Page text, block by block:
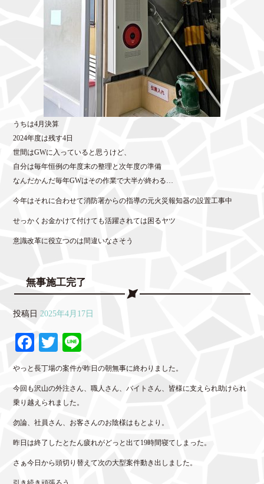
うちは4月決算
2024年度は残す4日
世間はGWに入っていると思うけど、
自分は毎年恒例の年度末の整理と次年度の準備
なんだかんだ毎年GWはその作業で大半が終わる…
今年はそれに合わせて消防署からの指導の元火災報知器の設置工事中
せっかくお金かけて付けても活躍されては困るヤツ
意識改革に役立つのは間違いなさそう
無事施工完了
投稿日 2025年4月17日
Fa
ce
bo
ok
T
wi
tte
r
ne
やっと長丁場の案件が昨日の朝無事に終わりました。
今回も沢山の外注さん、職人さん、バイトさん、皆様に支えられ助けられ
乗り越えられました。
勿論、社員さん、お客さんのお陰様はもとより。
昨日は終了したとたん疲れがどっと出て19時間寝てしまった。
さぁ今日から頭切り替えて次の大型案件動き出しました。